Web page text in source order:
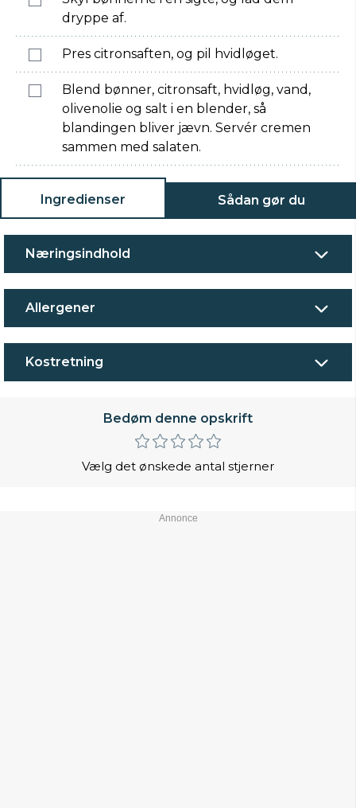
dryppe af.
Pres citronsaften, og pil hvidløget.
Blend bønner, citronsaft, hvidløg, vand,
olivenolie og salt i en blender, så
blandingen bliver jævn. Servér cremen
sammen med salaten.
Ingredienser Sådan gør du
Næringsindhold
Allergener
Kostretning
Bedøm denne opskrift
Vælg det ønskede antal stjerner